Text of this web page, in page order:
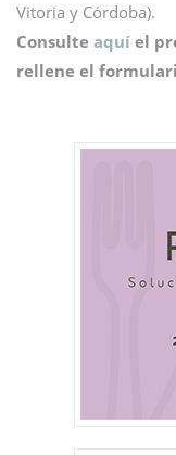
Vitoria y Córdoba).
Consulte aquí el
rellene el